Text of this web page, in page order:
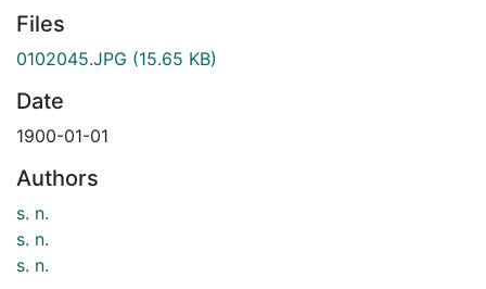
Files
0102045.JPG (15.65 KB)
Date
1900-01-01
Authors
s. n.
s. n.
s. n.